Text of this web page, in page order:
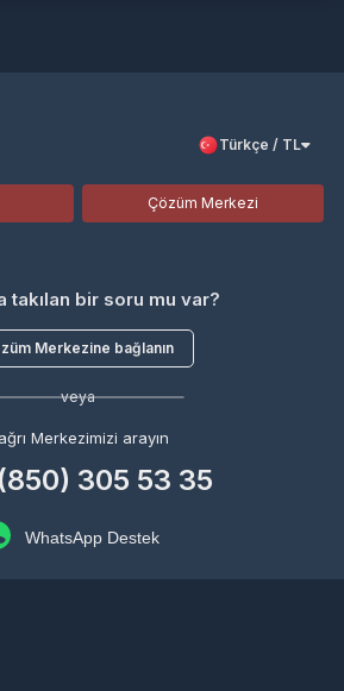
Türkçe / TL
Çözüm Merkezi
takılan bir soru mu var?
Merkezine bağlanın
veya
Merkezimizi arayın
305 53 35
WhatsApp Destek